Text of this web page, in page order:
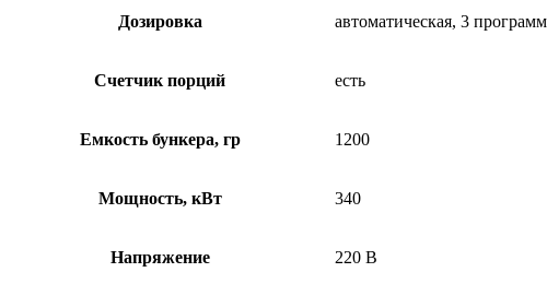
Дозировка автоматическая, 3
Счетчик порций есть
Емкость бункера, гр 1200
Мощность, кВт 340
Напряжение 220 В